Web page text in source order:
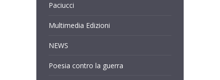
Paciucci
Multimedia Edizioni
NEWS
Poesia contro la guerra